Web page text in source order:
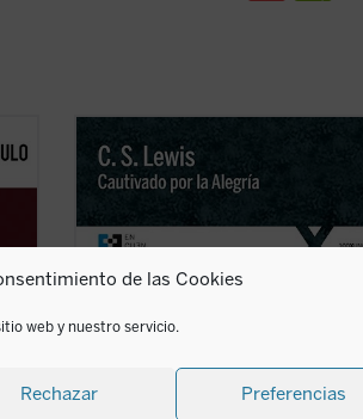
de las Cookies
web y nuestro servicio.
Rechazar Preferencias
Cautivado por la Alegría
autobiográfica que C.S. Lewis escribió
para responder a las numerosas
relatara su proceso de conversión al
propia ... (ver ficha)